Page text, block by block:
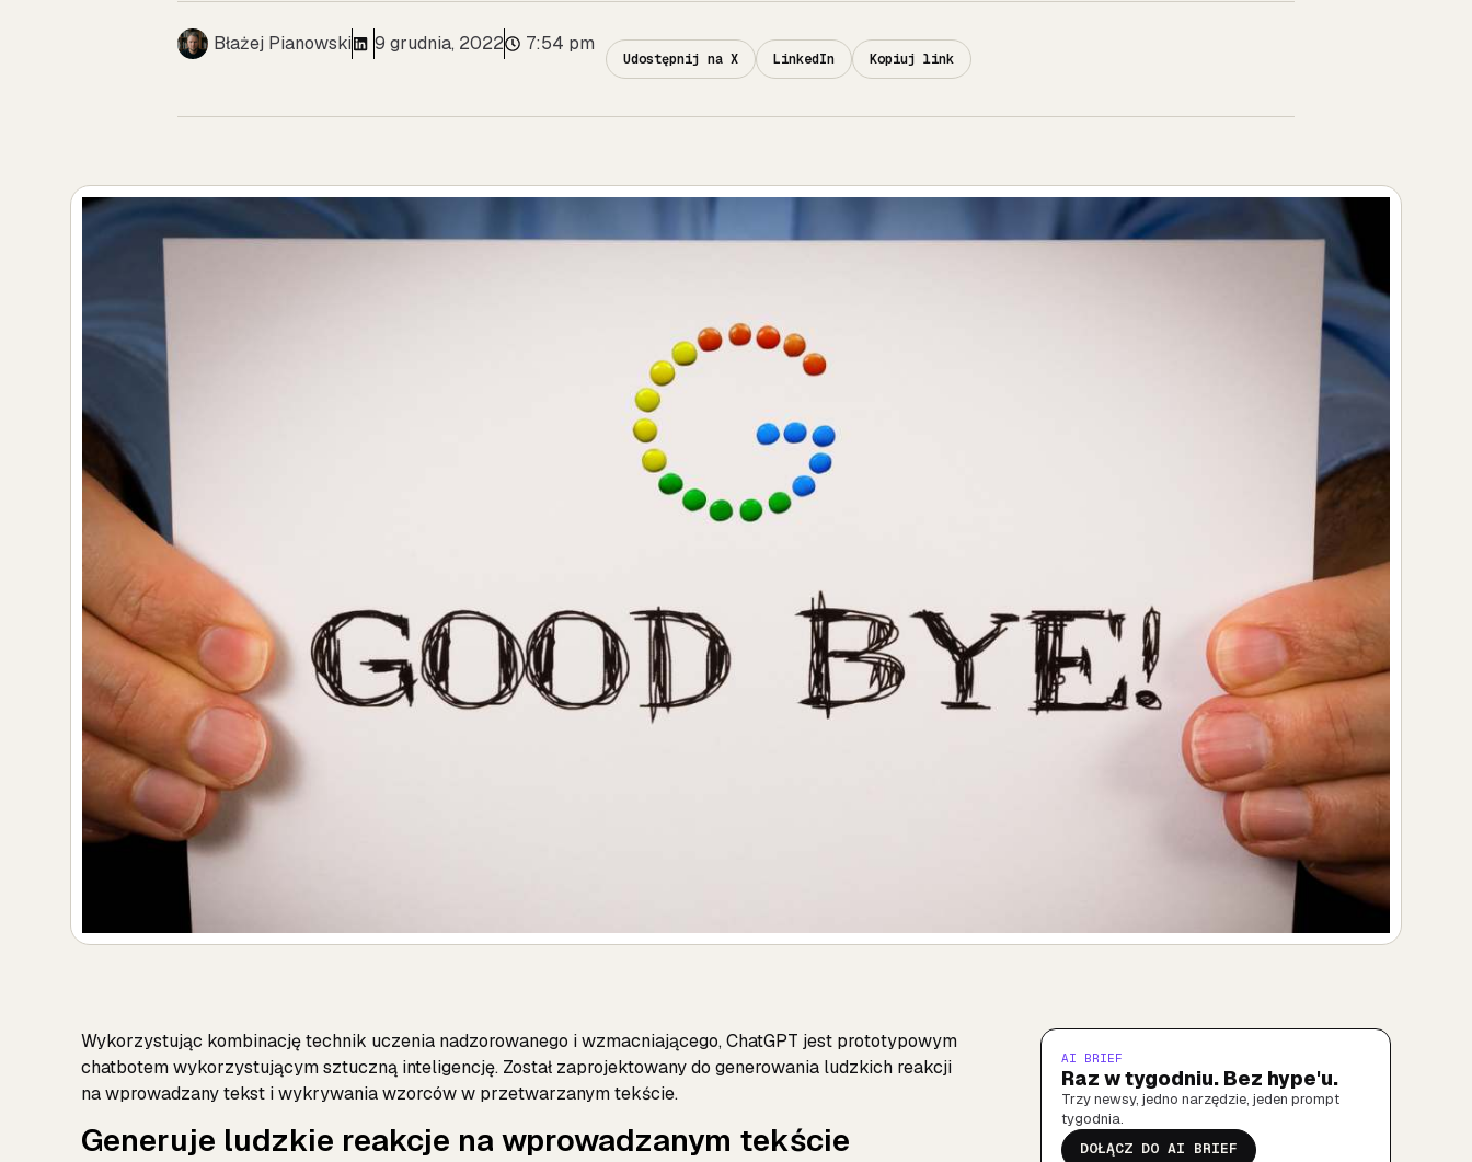
Błażej Pianowski 9 grudnia, 2022 7:54 pm
Udostępnij na X LinkedIn Kopiuj link
Wykorzystując kombinację technik uczenia nadzorowanego i wzmacniającego, ChatGPT jest prototypowym
chatbotem wykorzystującym sztuczną inteligencję. Został zaprojektowany do generowania ludzkich reakcji
na wprowadzany tekst i wykrywania wzorców w przetwarzanym tekście.
Generuje ludzkie reakcje na wprowadzanym tekście
AI BRIEF
Raz w tygodniu. Bez hype'u.
Trzy newsy, jedno narzędzie, jeden prompt
tygodnia.
DOŁĄCZ DO AI BRIEF